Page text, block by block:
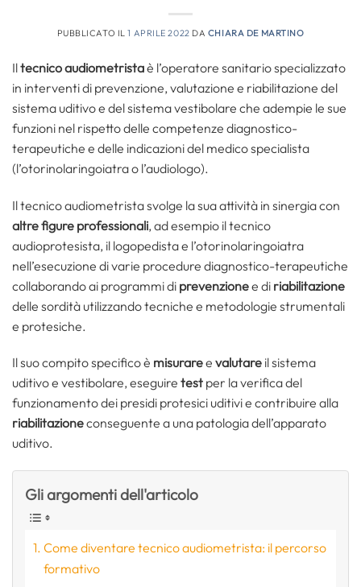
PUBBLICATO IL1 APRILE 2022 DA CHIARA DE MARTINO
Iltecnico audiometristaè l’operatore sanitario specializzato
in interventi di prevenzione, valutazione e riabilitazione del
sistema uditivo e del sistema vestibolare che adempie le sue
funzioni nel rispetto delle competenze diagnostico-
terapeutiche e delle indicazioni del medico specialista
(l’otorinolaringoiatra o l’audiologo).
Il tecnico audiometrista svolge la sua attività in sinergia con
altre figure professionali, ad esempio il tecnico
audioprotesista, il logopedista e l’otorinolaringoiatra
nell’esecuzione di varie procedure diagnostico-terapeutiche
collaborando ai programmi di prevenzionee di riabilitazione
delle sordità utilizzando tecniche e metodologie strumentali
e protesiche.
Il suo compito specifico è misuraree valutare il sistema
uditivo e vestibolare, eseguire test per la verifica del
funzionamento dei presidi protesici uditivi e contribuire alla
riabilitazioneconseguente a una patologia dell’apparato
uditivo.
Gli argomenti dell'articolo
Come diventare tecnico audiometrista: il percorso
formativo